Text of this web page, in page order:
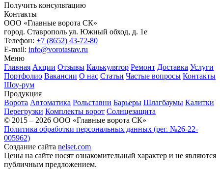
Получить консультацию
Контакты
ООО «Главные ворота СК»
город. Ставрополь ул. Южный обход, д. 1е
Телефон: +7 (8652) 43-72-80
E-mail: info@vorotastav.ru
Меню
Главная Акции Отзывы Калькулятор Ремонт Доставка Услуги
Портфолио Вакансии О нас Статьи Частые вопросы Контакты
Шоу-рум
Продукция
Ворота Автоматика Рольставни Барьеры Шлагбаумы Калитки
Перегрузки Комплекты ворот Солнцезащита
© 2015 – 2026 ООО «Главные ворота СК»
Политика обработки персональных данных (рег. №26-22-
005962)
Создание сайта nelset.com
Цены на сайте носят ознакомительный характер и не являются
публичным предложением.